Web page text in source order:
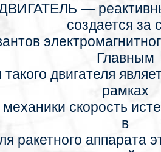
— реактивный
создается за
Главным
двигателя
рамках
скорость
в
ракетного аппарата